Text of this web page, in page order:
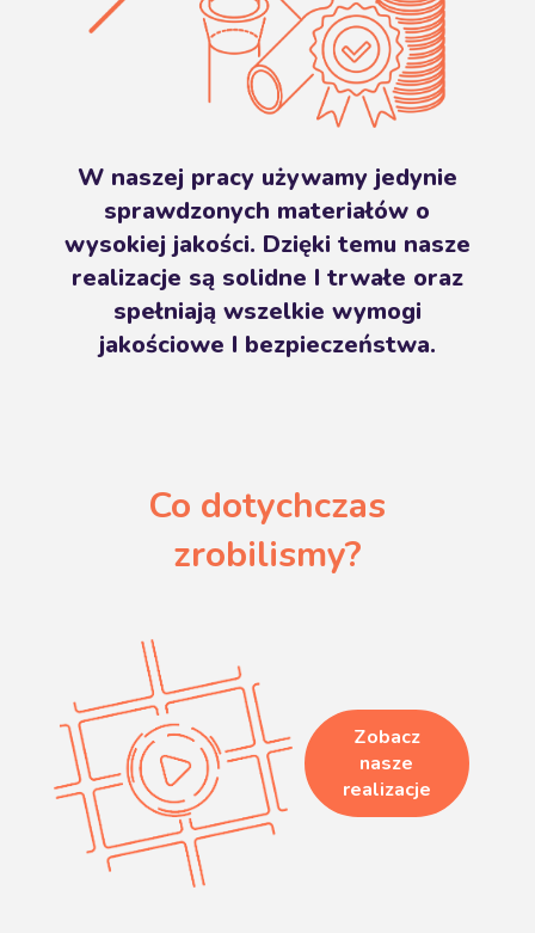
W naszej pracy używamy jedynie
sprawdzonych materiałów o
wysokiej jakości. Dzięki temu nasze
realizacje są solidne I trwałe oraz
spełniają wszelkie wymogi
jakościowe I bezpieczeństwa.
Co dotychczas
zrobilismy?
Zobacz
nasze
realizacje